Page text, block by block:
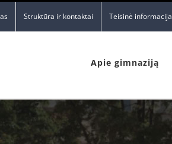
Struktūra ir kontaktai Teisinė informacija
Apie gimnaziją